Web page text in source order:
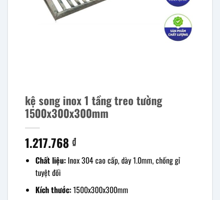
kệ song inox 1 tầng treo tường
1500x300x300mm
1.217.768 ₫
Chất liệu:Inox 304 cao cấp, dày 1.0mm, chống gỉ
tuyệt đối
Kích thước:1500x300x300mm